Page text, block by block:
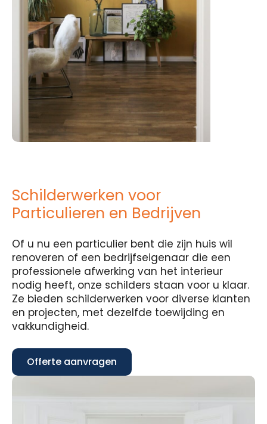
Schilderwerken voor
Particulieren en Bedrijven
Of u nu een particulier bent die zijn huis wil
renoveren of een bedrijfseigenaar die een
professionele afwerking van het interieur
nodig heeft, onze schilders staan voor u klaar.
Ze bieden schilderwerken voor diverse klanten
en projecten, met dezelfde toewijding en
vakkundigheid.
Offerte aanvragen